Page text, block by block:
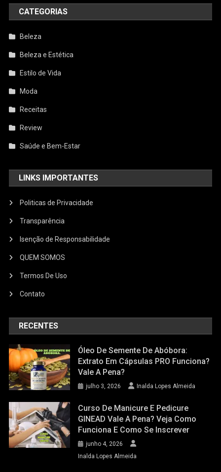
CATEGORIAS
Beleza
Beleza e Estética
Estilo de Vida
Moda
Receitas
Review
Saúde e Bem-Estar
LINKS IMPORTANTES
Politicas de Privacidade
Transparência
Isenção de Responsabilidade
QUEM SOMOS
Termos De Uso
Contato
RECENTES
Óleo De Semente De Abóbora:
Extrato Em Cápsulas PRO Funciona?
Vale A Pena?
julho 3, 2026 Inalda Lopes Almeida
Curso De Manicure E Pedicure
GINEAD Vale A Pena? Veja Como
Funciona E Como Se Inscrever
junho 4, 2026
Inalda Lopes Almeida